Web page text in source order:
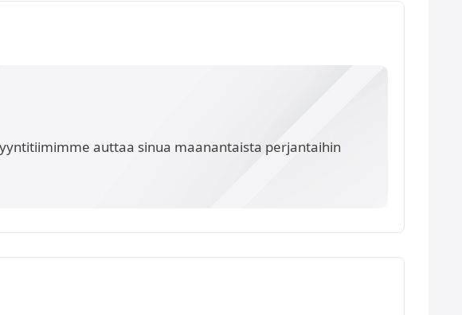
auttaa sinua maanantaista perjantaihin